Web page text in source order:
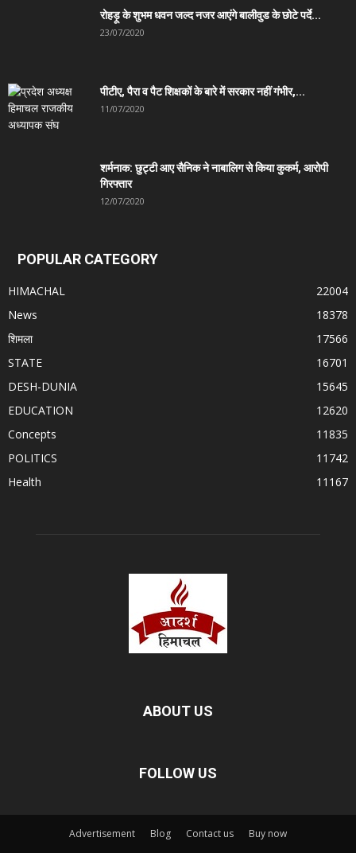
रोहड़ू के शुभम धवन जल्द नजर आएंगे बालीवुड के छोटे पर्दे...
23/07/2020
पीटीए, पैरा व पैट शिक्षकों के बारे में सरकार नहीं गंभीर,...
11/07/2020
शर्मनाक: छुट्टी आए सैनिक ने नाबालिग से किया कुकर्म, आरोपी
गिरफ्तार
12/07/2020
POPULAR CATEGORY
HIMACHAL
22004
News
18378
शिमला
17566
STATE
16701
DESH-DUNIA
15645
EDUCATION
12620
Concepts
11835
POLITICS
11742
Health
11167
ABOUT US
FOLLOW US
Advertisement Blog Contact us Buy now